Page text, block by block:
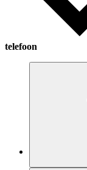
telefoon